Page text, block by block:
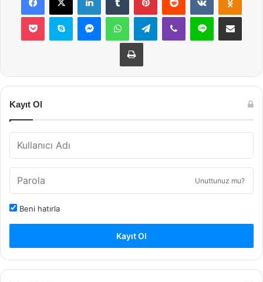
Pocket Skype MessengerWhatsAppTelegramViber Line E-Posta ile
Yazdır
Kayıt Ol
Unuttunuz mu?
Beni hatırla
Kayıt Ol